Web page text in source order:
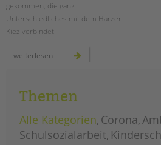
PROFIL | LEITBILD
Bereiche im Überblick
Unsere Videos
schoolcoach BTL
tandem international
KARRIERE
gekommen, die ganz
Unterschiedliches mit dem Harzer
Kiez verbindet.
weiterlesen menschen
Themen
Alle Kategorien Corona
Schulsozialarbeit